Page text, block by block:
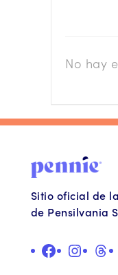
No hay
Sitio oficial de
de Pensilvania
Facebook